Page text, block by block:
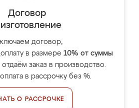
Договор
договор,
в размере 10% от суммы
заказ в производство.
в рассрочку без %.
О РАССРОЧКЕ